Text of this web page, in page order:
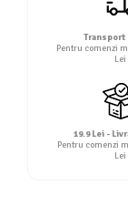
Transport
Pentru comenzi
Lei
19.9 Lei -
Pentru comenzi
Lei